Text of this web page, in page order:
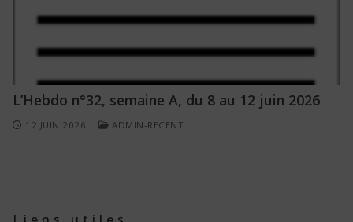
L’Hebdo n°32, semaine A, du 8 au 12 juin 2026
12 JUIN 2026 ADMIN-RECENT